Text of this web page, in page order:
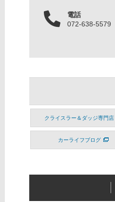
電話
072-638-5579
クライスラー＆ダッジ専門店
カーライフブログ